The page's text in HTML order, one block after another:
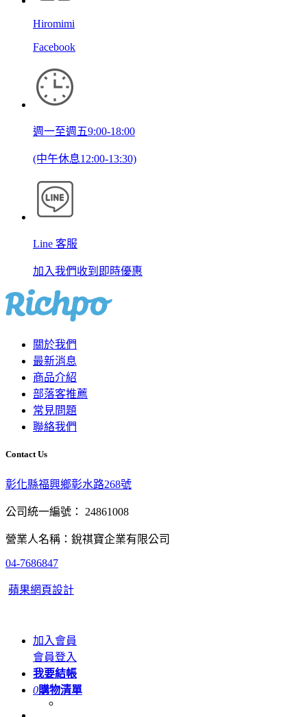
Hiromimi
Facebook
週一至週五9:00-18:00
(中午休息12:00-13:30)
Line 客服
加入我們收到即時優惠
關於我們
最新消息
商品介紹
部落客推薦
常見問題
聯絡我們
Contact Us
彰化縣福興鄉彰水路268號
公司統一編號： 24861008
營業人名稱：銳祺寶企業有限公司
04-7686847
蘋果網頁設計
加入會員
會員登入
我要結帳
0購物清單